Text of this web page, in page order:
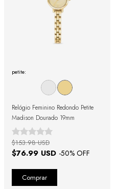
petite:
Relógio Feminino Redondo Petite
Madison Dourado 19mm
$76.99 USD -50% OFF
$153.98 USD